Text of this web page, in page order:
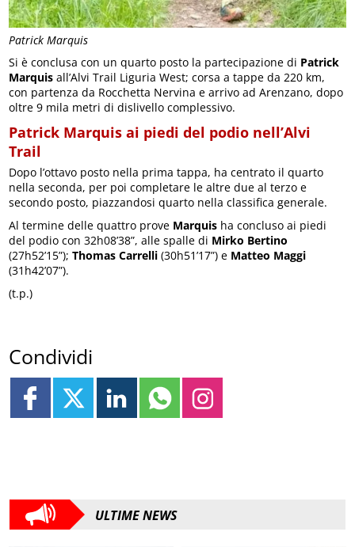
Patrick Marquis
Si è conclusa con un quarto posto la partecipazione di Patrick
Marquis all’Alvi Trail Liguria West; corsa a tappe da 220 km,
con partenza da Rocchetta Nervina e arrivo ad Arenzano, dopo
oltre 9 mila metri di dislivello complessivo.
Patrick Marquis ai piedi del podio nell’Alvi
Trail
Dopo l’ottavo posto nella prima tappa, ha centrato il quarto
nella seconda, per poi completare le altre due al terzo e
secondo posto, piazzandosi quarto nella classifica generale.
Al termine delle quattro prove Marquis ha concluso ai piedi
del podio con 32h08’38”, alle spalle di Mirko Bertino
(27h52’15”);Thomas Carrelli (30h51’17”) e Matteo Maggi
(31h42’07”).
(t.p.)
Condividi
ULTIME NEWS